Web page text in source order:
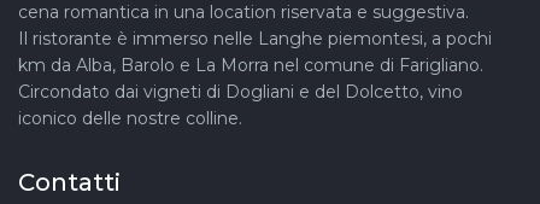
cena romantica in una location riservata e suggestiva.
Il ristorante è immerso nelle Langhe piemontesi, a pochi
km da Alba, Barolo e La Morra nel comune di Farigliano.
Circondato dai vigneti di Dogliani e del Dolcetto, vino
iconico delle nostre colline.
Contatti